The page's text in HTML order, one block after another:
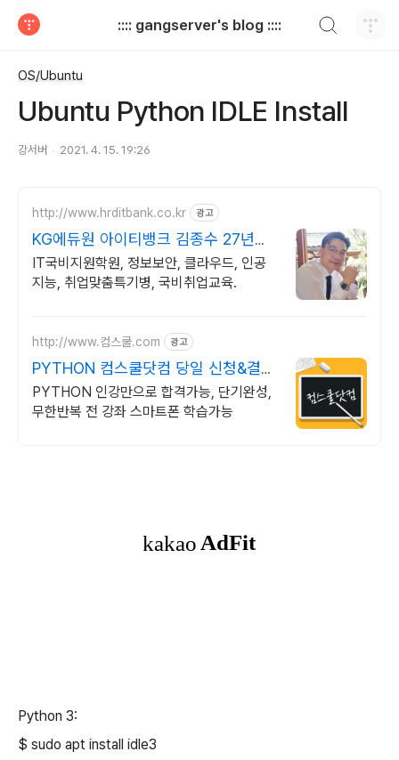
:::: gangserver's blog ::::
OS/Ubuntu
Ubuntu Python IDLE Install
강서버 2021. 4. 15. 19:26
http://www.hrditbank.co.kr 광고
KG에듀원 아이티뱅크 김종수 27년경
력전문가 IT취업상담
IT국비지원학원, 정보보안, 클라우드, 인공
지능, 취업맞춤특기병, 국비취업교육.
http://www.컴스쿨.com 광고
PYTHON 컴스쿨닷컴 당일 신청&결제
시 기프티콘!
PYTHON 인강만으로 합격가능, 단기완성,
무한반복 전 강좌 스마트폰 학습가능
Python 3:
$ sudo apt install idle3